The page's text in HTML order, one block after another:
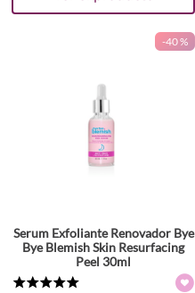
-40 %
Serum Exfoliante Renovador Bye
Bye Blemish Skin Resurfacing
Peel 30ml